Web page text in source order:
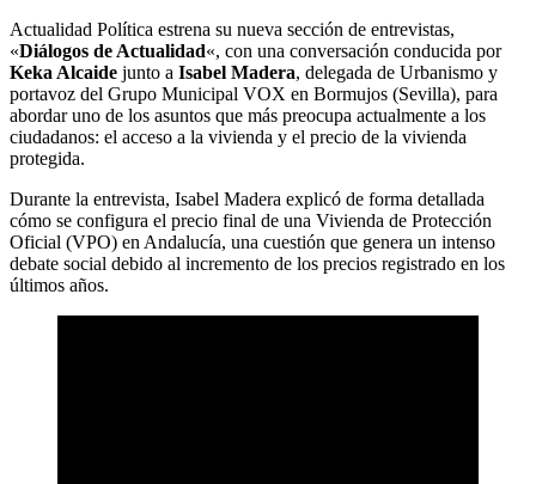
Actualidad Política estrena su nueva sección de entrevistas,
«Diálogos de Actualidad«, con una conversación conducida por
Keka Alcaide junto a Isabel Madera, delegada de Urbanismo y
portavoz del Grupo Municipal VOX en Bormujos (Sevilla), para
abordar uno de los asuntos que más preocupa actualmente a los
ciudadanos: el acceso a la vivienda y el precio de la vivienda
protegida.
Durante la entrevista, Isabel Madera explicó de forma detallada
cómo se configura el precio final de una Vivienda de Protección
Oficial (VPO) en Andalucía, una cuestión que genera un intenso
debate social debido al incremento de los precios registrado en los
últimos años.